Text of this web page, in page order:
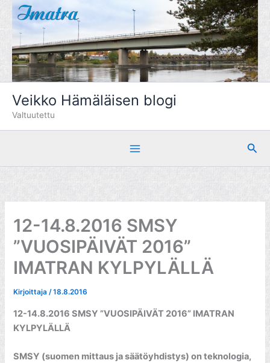
Siirry
sisältöön
Veikko Hämäläisen blogi
Valtuutettu
Hae
12-14.8.2016 SMSY
”VUOSIPÄIVÄT 2016”
IMATRAN KYLPYLÄLLÄ
Kirjoittaja/18.8.2016
12-14.8.2016 SMSY ”VUOSIPÄIVÄT 2016” IMATRAN
KYLPYLÄLLÄ
SMSY (suomen mittaus ja säätöyhdistys) on teknologia,